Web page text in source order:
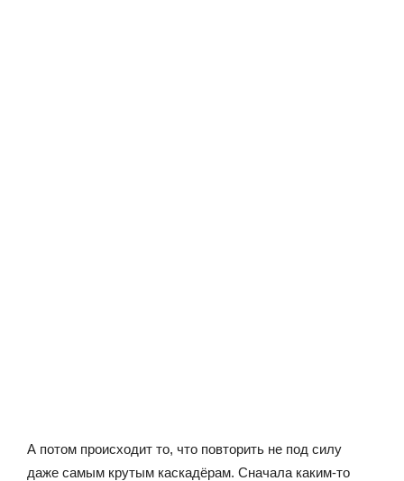
А потом происходит то, что повторить не под силу
даже самым крутым каскадёрам. Сначала каким-то